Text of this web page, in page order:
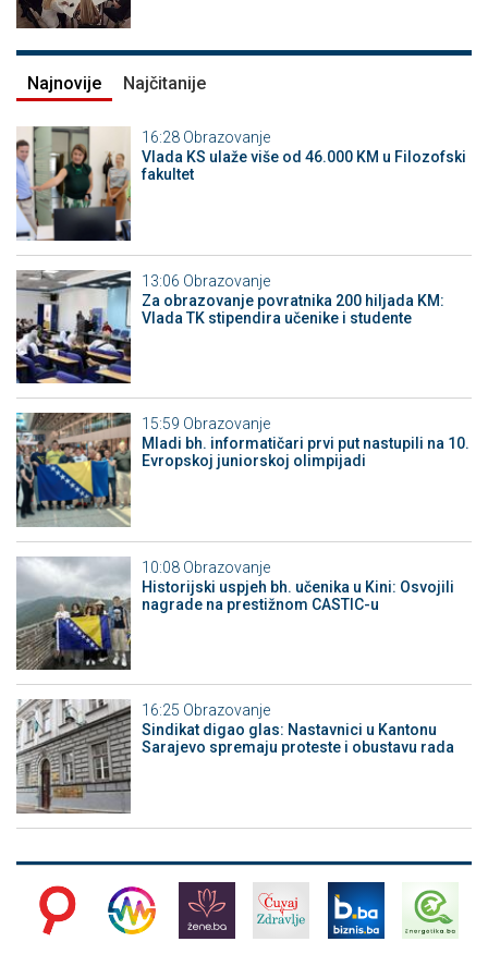
Najnovije Najčitanije
16:28 Obrazovanje
Vlada KS ulaže više od 46.000 KM u Filozofski
fakultet
13:06 Obrazovanje
Za obrazovanje povratnika 200 hiljada KM:
Vlada TK stipendira učenike i studente
15:59 Obrazovanje
Mladi bh. informatičari prvi put nastupili na 10.
Evropskoj juniorskoj olimpijadi
10:08 Obrazovanje
Historijski uspjeh bh. učenika u Kini: Osvojili
nagrade na prestižnom CASTIC-u
16:25 Obrazovanje
Sindikat digao glas: Nastavnici u Kantonu
Sarajevo spremaju proteste i obustavu rada